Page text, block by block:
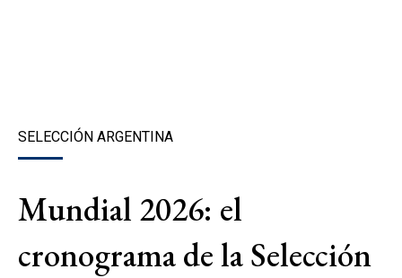
SELECCIÓN ARGENTINA
Mundial 2026: el
cronograma de la Selección